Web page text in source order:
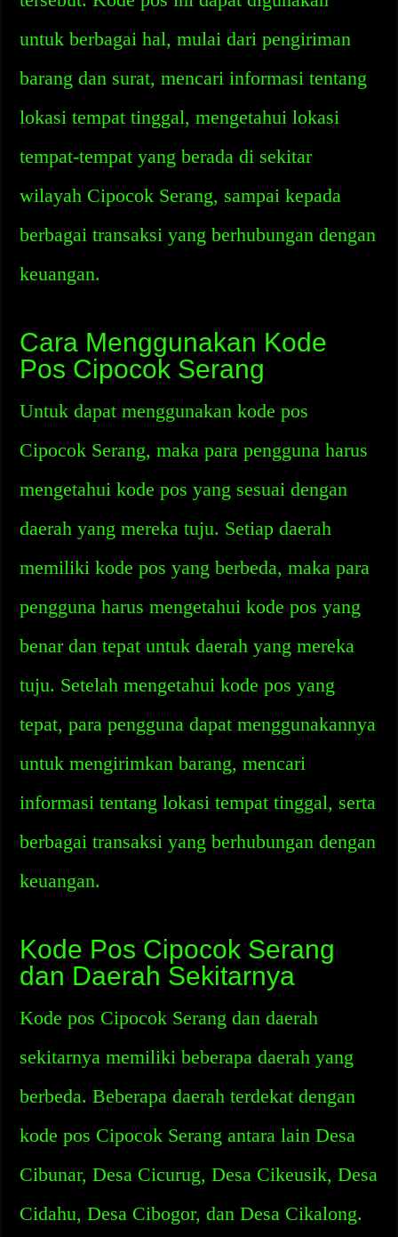
untuk berbagai hal, mulai dari pengiriman
barang dan surat, mencari informasi tentang
lokasi tempat tinggal, mengetahui lokasi
tempat-tempat yang berada di sekitar
wilayah Cipocok Serang, sampai kepada
berbagai transaksi yang berhubungan dengan
keuangan.
Cara Menggunakan Kode
Pos Cipocok Serang
Untuk dapat menggunakan kode pos
Cipocok Serang, maka para pengguna harus
mengetahui kode pos yang sesuai dengan
daerah yang mereka tuju. Setiap daerah
memiliki kode pos yang berbeda, maka para
pengguna harus mengetahui kode pos yang
benar dan tepat untuk daerah yang mereka
tuju. Setelah mengetahui kode pos yang
tepat, para pengguna dapat menggunakannya
untuk mengirimkan barang, mencari
informasi tentang lokasi tempat tinggal, serta
berbagai transaksi yang berhubungan dengan
keuangan.
Kode Pos Cipocok Serang
dan Daerah Sekitarnya
Kode pos Cipocok Serang dan daerah
sekitarnya memiliki beberapa daerah yang
berbeda. Beberapa daerah terdekat dengan
kode pos Cipocok Serang antara lain Desa
Cibunar, Desa Cicurug, Desa Cikeusik, Desa
Cidahu, Desa Cibogor, dan Desa Cikalong.